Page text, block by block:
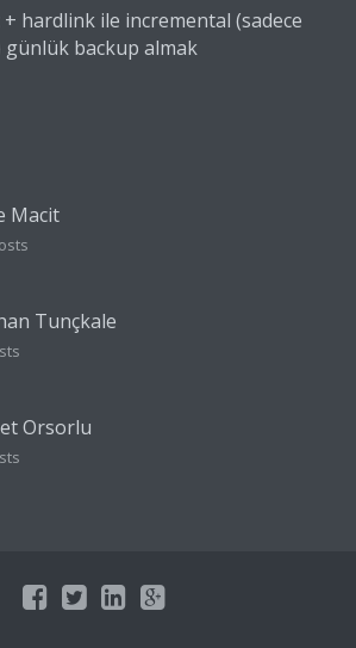
hardlink ile incremental (sadece
günlük backup almak
Macit
Tunçkale
Orsorlu